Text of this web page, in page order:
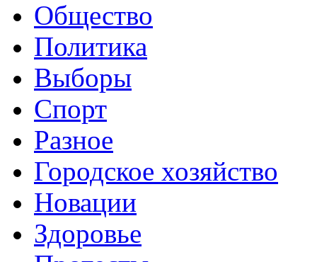
Общество
Политика
Выборы
Спорт
Разное
Городское хозяйство
Новации
Здоровье